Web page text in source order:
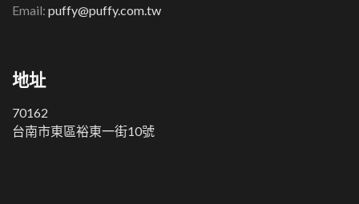
Email: puffy@puffy.com.tw
地址
70162
台南市東區裕東一街10號